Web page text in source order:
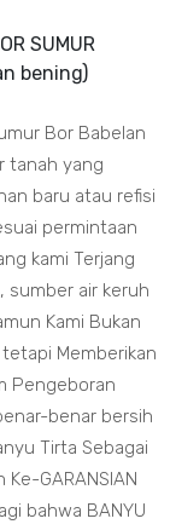
SUMUR
bening)
Bor Babelan
tanah yang
baru atau refisi
permintaan
kami Terjang
sumber air keruh
Kami Bukan
Memberikan
Pengeboran
benar bersih
Tirta Sebagai
GARANSIAN
bahwa BANYU